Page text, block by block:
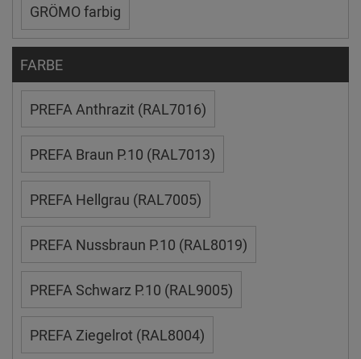
GRÖMO farbig
FARBE
PREFA Anthrazit (RAL7016)
PREFA Braun P.10 (RAL7013)
PREFA Hellgrau (RAL7005)
PREFA Nussbraun P.10 (RAL8019)
PREFA Schwarz P.10 (RAL9005)
PREFA Ziegelrot (RAL8004)